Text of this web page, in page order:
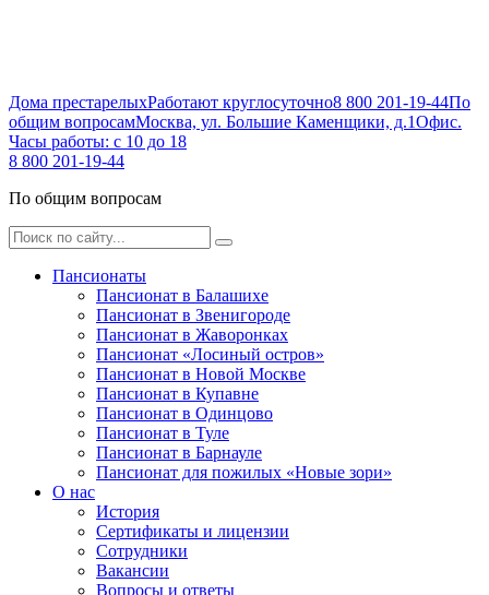
Дома престарелыхРаботают круглосуточно8 800 201-19-44По
общим вопросамМосква, ул. Большие Каменщики, д.1Офис.
Часы работы: с 10 до 18
8 800 201-19-44
По общим вопросам
Пансионаты
Пансионат в Балашихе
Пансионат в Звенигороде
Пансионат в Жаворонках
Пансионат «Лосиный остров»
Пансионат в Новой Москве
Пансионат в Купавне
Пансионат в Одинцово
Пансионат в Туле
Пансионат в Барнауле
Пансионат для пожилых «Новые зори»
О нас
История
Сертификаты и лицензии
Сотрудники
Вакансии
Вопросы и ответы